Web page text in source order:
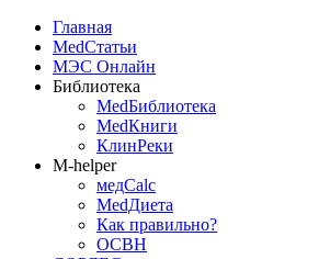
Главная
MedСтатьи
МЭС Онлайн
Библиотека
MedБиблиотека
MedКниги
КлинРеки
M-helper
медCalc
MedДиета
Как правильно?
ОСВН